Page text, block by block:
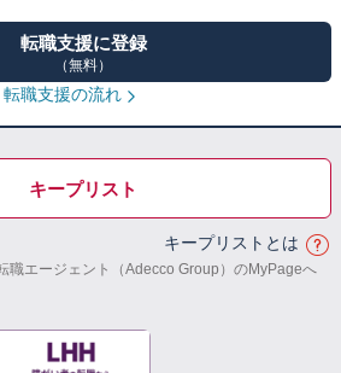
転職支援に登録
（無料）
転職支援の流れ
キープリスト
キープリストとは
職エージェント（Adecco Group）のMyPageへ